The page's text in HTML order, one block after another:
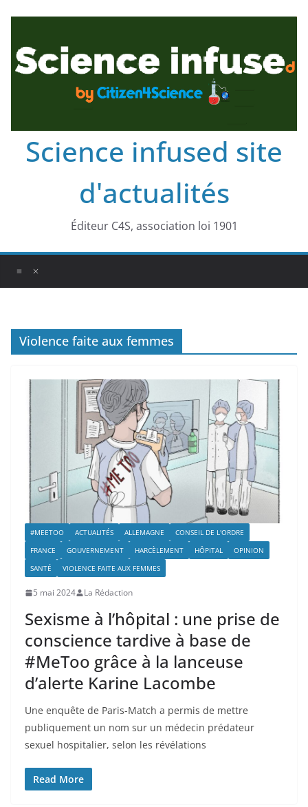
Science infused site
d'actualités
Éditeur C4S, association loi 1901
Violence faite aux femmes
#MEETOO ACTUALITÉS ALLEMAGNE
CONSEIL DE L'ORDRE
FRANCE
GOUVERNEMENT HARCÈLEMENT HÔPITAL
OPINION
SANTÉ
VIOLENCE FAITE AUX FEMMES
5 mai 2024 La Rédaction
Sexisme à l’hôpital : une prise de
conscience tardive à base de
#MeToo grâce à la lanceuse
d’alerte Karine Lacombe
Une enquête de Paris-Match a permis de mettre
publiquement un nom sur un médecin prédateur
sexuel hospitalier, selon les révélations
Read More